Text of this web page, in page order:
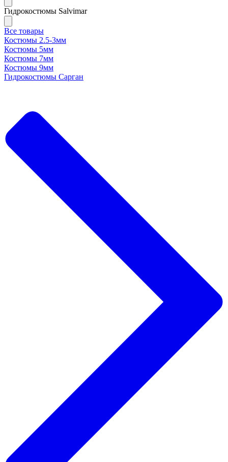
Гидрокостюмы Salvimar
Все товары
Костюмы 2.5-3мм
Костюмы 5мм
Костюмы 7мм
Костюмы 9мм
Гидрокостюмы Сарган